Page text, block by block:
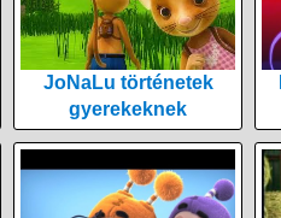
JoNaLu történetek
gyerekeknek